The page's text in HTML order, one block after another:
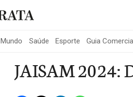
Mundo Saúde Esporte Guia
JAISAM 2024: